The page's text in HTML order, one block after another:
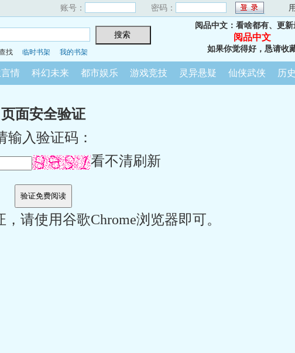
账号： 密码：
找 临时书架 我的书架
阅品中文：看啥都有、更新
阅品中文
如果你觉得好，恳请收
情 科幻未来 都市娱乐 游戏竞技 灵异悬疑 仙侠武侠 历
页面安全验证
输入验证码：
看不清刷新
请使用谷歌Chrome浏览器即可。